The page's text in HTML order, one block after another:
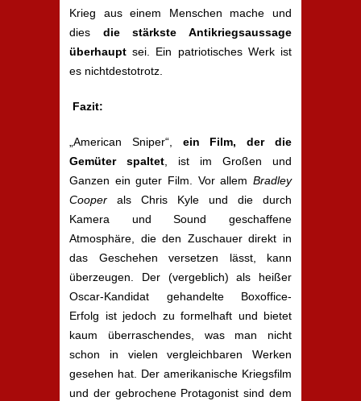
Krieg aus einem Menschen mache und
dies die stärkste Antikriegsaussage
überhaupt sei. Ein patriotisches Werk ist
es nichtdestotrotz.
Fazit:
„American Sniper“, ein Film, der die
Gemüter spaltet, ist im Großen und
Ganzen ein guter Film. Vor allem Bradley
Cooper als Chris Kyle und die durch
Kamera und Sound geschaffene
Atmosphäre, die den Zuschauer direkt in
das Geschehen versetzen lässt, kann
überzeugen. Der (vergeblich) als heißer
Oscar-Kandidat gehandelte Boxoffice-
Erfolg ist jedoch zu formelhaft und bietet
kaum überraschendes, was man nicht
schon in vielen vergleichbaren Werken
gesehen hat. Der amerikanische Kriegsfilm
und der gebrochene Protagonist sind dem